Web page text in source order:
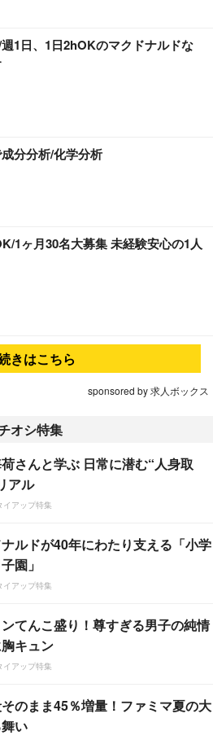
1日、1日2hOKのマクドナルドな
分分析/化学分析
1ヶ月30名大募集 未経験安心の1人
きはこちら
sponsored by 求人ボックス
オシ特集
さんと学ぶ 日常に潜む“人身取
アル
イアップ特集
ルドが40年にわたり支える「小学
園」
イアップ特集
てんこ盛り！尊すぎる男子の純情
キュン
イアップ特集
のまま45％増量！ファミマ夏の大
い